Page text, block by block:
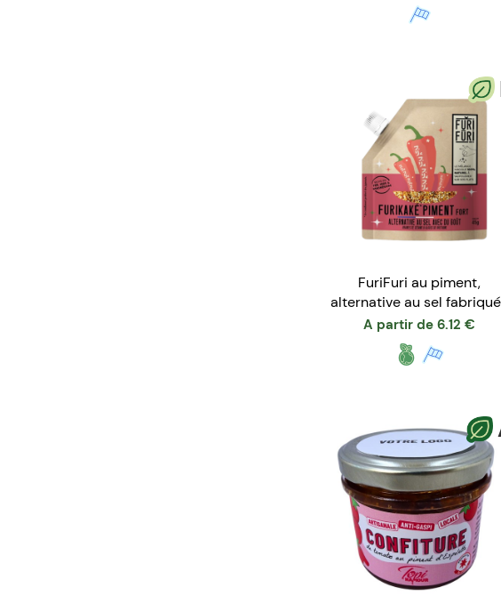
FuriFuri au piment,
alternative au sel
en France
A partir de 6.12 €